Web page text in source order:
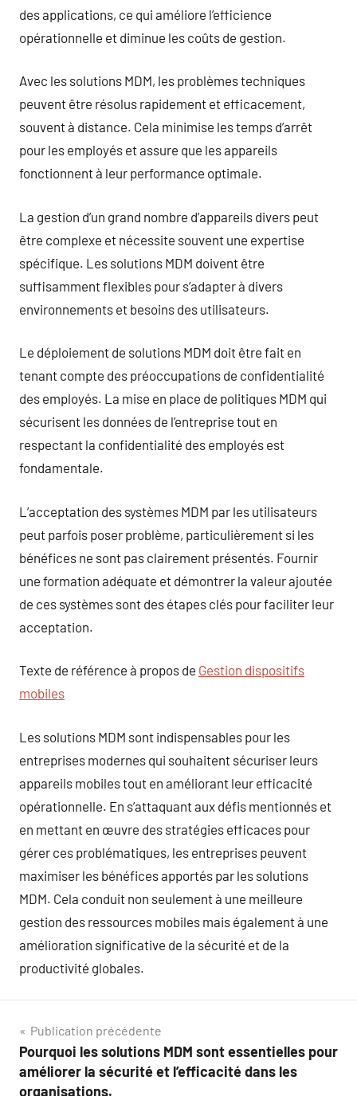
des applications, ce qui améliore l’efficience
opérationnelle et diminue les coûts de gestion.
Avec les solutions MDM, les problèmes techniques
peuvent être résolus rapidement et efficacement,
souvent à distance. Cela minimise les temps d’arrêt
pour les employés et assure que les appareils
fonctionnent à leur performance optimale.
La gestion d’un grand nombre d’appareils divers peut
être complexe et nécessite souvent une expertise
spécifique. Les solutions MDM doivent être
suffisamment flexibles pour s’adapter à divers
environnements et besoins des utilisateurs.
Le déploiement de solutions MDM doit être fait en
tenant compte des préoccupations de confidentialité
des employés. La mise en place de politiques MDM qui
sécurisent les données de l’entreprise tout en
respectant la confidentialité des employés est
fondamentale.
L’acceptation des systèmes MDM par les utilisateurs
peut parfois poser problème, particulièrement si les
bénéfices ne sont pas clairement présentés. Fournir
une formation adéquate et démontrer la valeur ajoutée
de ces systèmes sont des étapes clés pour faciliter leur
acceptation.
Texte de référence à propos de Gestion dispositifs
mobiles
Les solutions MDM sont indispensables pour les
entreprises modernes qui souhaitent sécuriser leurs
appareils mobiles tout en améliorant leur efficacité
opérationnelle. En s’attaquant aux défis mentionnés et
en mettant en œuvre des stratégies efficaces pour
gérer ces problématiques, les entreprises peuvent
maximiser les bénéfices apportés par les solutions
MDM. Cela conduit non seulement à une meilleure
gestion des ressources mobiles mais également à une
amélioration significative de la sécurité et de la
productivité globales.
Navigation
de
Publication précédente
Pourquoi les solutions MDM sont essentielles pour
améliorer la sécurité et l’efficacité dans les
organisations.